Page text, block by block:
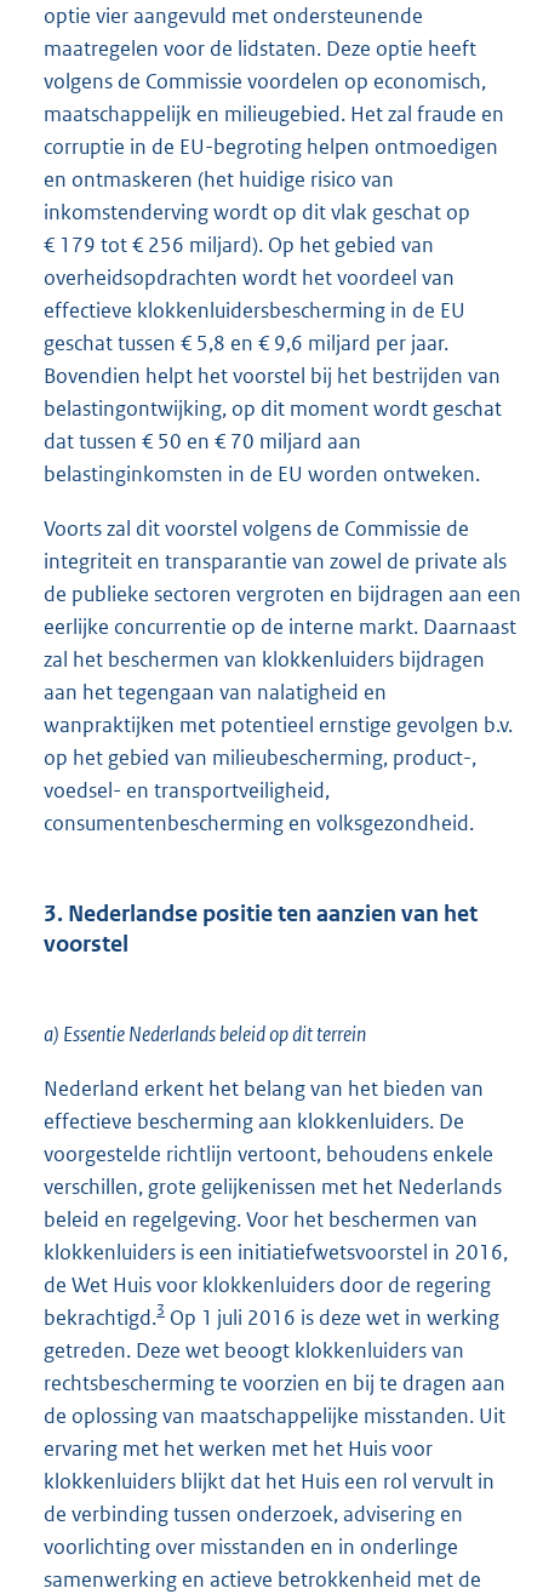
optie vier aangevuld met ondersteunende
maatregelen voor de lidstaten. Deze optie heeft
volgens de Commissie voordelen op economisch,
maatschappelijk en milieugebied. Het zal fraude en
corruptie in de EU-begroting helpen ontmoedigen
en ontmaskeren (het huidige risico van
inkomstenderving wordt op dit vlak geschat op
€ 179 tot € 256 miljard). Op het gebied van
overheidsopdrachten wordt het voordeel van
effectieve klokkenluidersbescherming in de EU
geschat tussen € 5,8 en € 9,6 miljard per jaar.
Bovendien helpt het voorstel bij het bestrijden van
belastingontwijking, op dit moment wordt geschat
dat tussen € 50 en € 70 miljard aan
belastinginkomsten in de EU worden ontweken.
Voorts zal dit voorstel volgens de Commissie de
integriteit en transparantie van zowel de private als
de publieke sectoren vergroten en bijdragen aan een
eerlijke concurrentie op de interne markt. Daarnaast
zal het beschermen van klokkenluiders bijdragen
aan het tegengaan van nalatigheid en
wanpraktijken met potentieel ernstige gevolgen b.v.
op het gebied van milieubescherming, product-,
voedsel- en transportveiligheid,
consumentenbescherming en volksgezondheid.
3. Nederlandse positie ten aanzien van het
voorstel
a) Essentie Nederlands beleid op dit terrein
Nederland erkent het belang van het bieden van
effectieve bescherming aan klokkenluiders. De
voorgestelde richtlijn vertoont, behoudens enkele
verschillen, grote gelijkenissen met het Nederlands
beleid en regelgeving. Voor het beschermen van
klokkenluiders is een initiatiefwetsvoorstel in 2016,
de Wet Huis voor klokkenluiders door de regering
bekrachtigd.3 Op 1 juli 2016 is deze wet in werking
getreden. Deze wet beoogt klokkenluiders van
rechtsbescherming te voorzien en bij te dragen aan
de oplossing van maatschappelijke misstanden. Uit
ervaring met het werken met het Huis voor
klokkenluiders blijkt dat het Huis een rol vervult in
de verbinding tussen onderzoek, advisering en
voorlichting over misstanden en in onderlinge
samenwerking en actieve betrokkenheid met de